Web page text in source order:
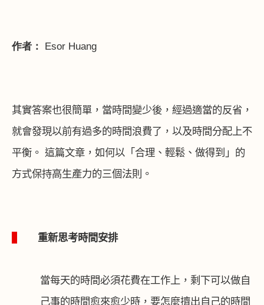
作者： Esor Huang
其實答案也很簡單，當時間變少後，經過適當的反省，
就會發現以前有過多的時間浪費了，以及時間分配上不
平衡。 這篇文章，如何以「合理、輕鬆、做得到」的
方式保持高生產力的三個法則。
重新思考時間安排
當每天的時間必須花費在工作上，剩下可以做自
己事的時間愈來愈少時，要怎麼擠出自己的時間